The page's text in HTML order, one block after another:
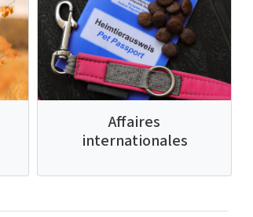
Affaires
internationales